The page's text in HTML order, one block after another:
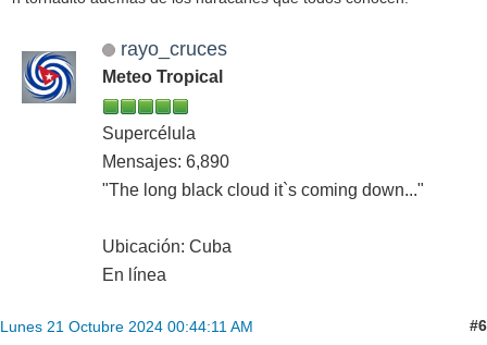
rayo_cruces
Meteo Tropical
Supercélula
Mensajes: 6,890
"The long black cloud it`s coming down..."
Ubicación: Cuba
En línea
Lunes 21 Octubre 2024 00:44:11 AM #6